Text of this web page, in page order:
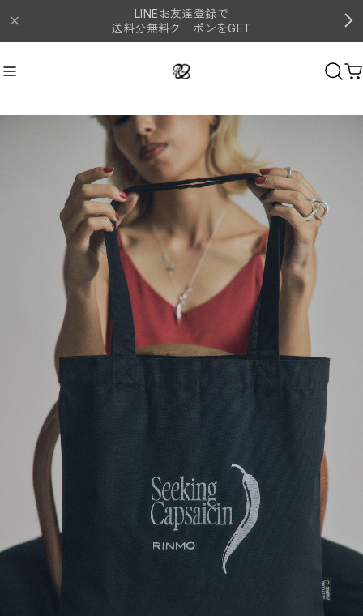
LINEお友達登録で
送料分無料クーポンをGET
ックレス
Recommendおすすめキーワード
#シルバー #ピアス #イヤーカフ #リング
#ネックレス
Category 商品カテゴリ
イヤーカフ
ネックレス
Concordiana Collection
地層Collection
Raindrop Collection
Night Collection
Pepper Collection
VINE collection